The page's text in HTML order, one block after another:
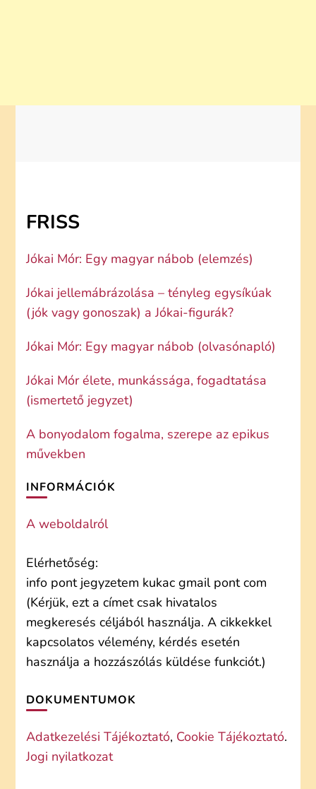
FRISS
Jókai Mór: Egy magyar nábob (elemzés)
Jókai jellemábrázolása – tényleg egysíkúak
(jók vagy gonoszak) a Jókai-figurák?
Jókai Mór: Egy magyar nábob (olvasónapló)
Jókai Mór élete, munkássága, fogadtatása
(ismertető jegyzet)
A bonyodalom fogalma, szerepe az epikus
művekben
INFORMÁCIÓK
A weboldalról
Elérhetőség:
info pont jegyzetem kukac gmail pont com
(Kérjük, ezt a címet csak hivatalos
megkeresés céljából használja. A cikkekkel
kapcsolatos vélemény, kérdés esetén
használja a hozzászólás küldése funkciót.)
DOKUMENTUMOK
Adatkezelési Tájékoztató, Cookie Tájékoztató.
Jogi nyilatkozat